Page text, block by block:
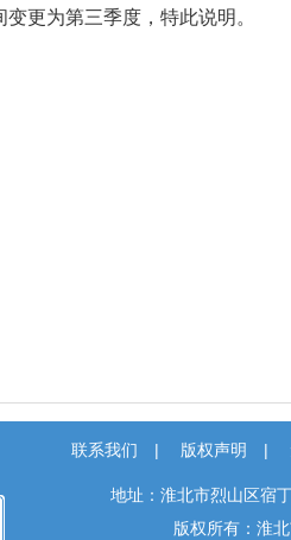
变更为第三季度，特此说明。
联系我们 | 版权声明 |
地址：淮北市烈山区宿
版权所有：淮